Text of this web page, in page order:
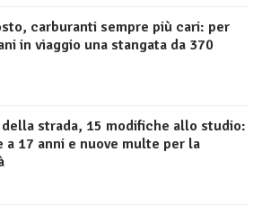
carburanti sempre più cari: per
in viaggio una stangata da 370
strada, 15 modifiche allo studio:
a 17 anni e nuove multe per la